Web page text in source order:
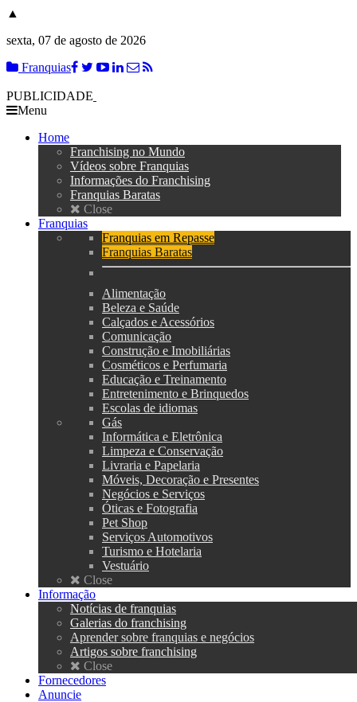
▲
sexta, 07 de agosto de 2026
Franquias
PUBLICIDADE
Menu
Home
Franchising no Mundo
Vídeos sobre Franquias
Informações do Franchising
Franquias Baratas
Close
Franquias
Franquias em Repasse
Franquias Baratas
Alimentação
Beleza e Saúde
Calçados e Acessórios
Comunicação
Construção e Imobiliárias
Cosméticos e Perfumaria
Educação e Treinamento
Entretenimento e Brinquedos
Escolas de idiomas
Gás
Informática e Eletrônica
Limpeza e Conservação
Livraria e Papelaria
Móveis, Decoração e Presentes
Negócios e Serviços
Óticas e Fotografia
Pet Shop
Serviços Automotivos
Turismo e Hotelaria
Vestuário
Close
Informação
Notícias de franquias
Galerias do franchising
Aprender sobre franquias e negócios
Artigos sobre franchising
Close
Fornecedores
Anuncie